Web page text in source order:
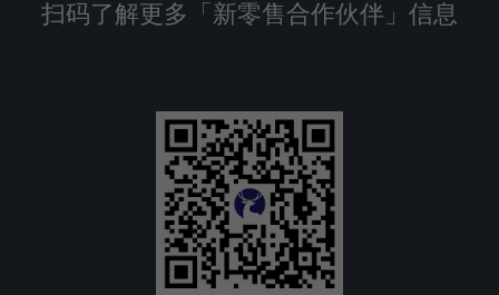
扫码了解更多「新零售合作伙伴」信息